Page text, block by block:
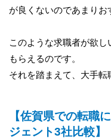
が良くないのであまりお
このような求職者が欲
もらえるのです。
それを踏まえて、大手転
【佐賀県での転職
ジェント3社比較】